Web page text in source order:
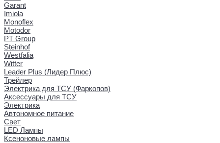
Garant
Imiola
Monoflex
Motodor
PT Group
Steinhof
Westfalia
Witter
Leader Plus (Лидер Плюс)
Трейлер
Электрика для ТСУ (Фаркопов)
Аксессуары для ТСУ
Электрика
Автономное питание
Свет
LED Лампы
Ксеноновые лампы